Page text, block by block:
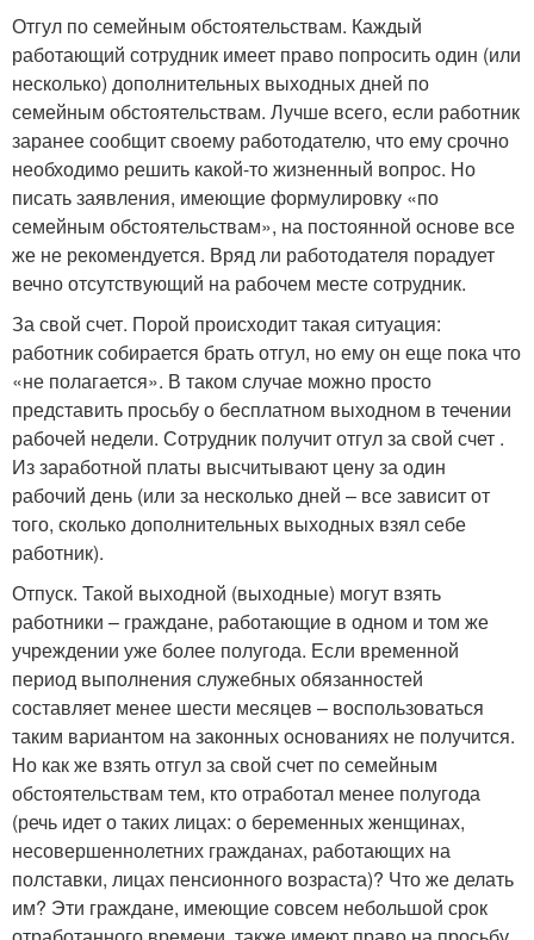
Отгул по семейным обстоятельствам. Каждый
работающий сотрудник имеет право попросить один (или
несколько) дополнительных выходных дней по
семейным обстоятельствам. Лучше всего, если работник
заранее сообщит своему работодателю, что ему срочно
необходимо решить какой-то жизненный вопрос. Но
писать заявления, имеющие формулировку «по
семейным обстоятельствам», на постоянной основе все
же не рекомендуется. Вряд ли работодателя порадует
вечно отсутствующий на рабочем месте сотрудник.
За свой счет. Порой происходит такая ситуация:
работник собирается брать отгул, но ему он еще пока что
«не полагается». В таком случае можно просто
представить просьбу о бесплатном выходном в течении
рабочей недели. Сотрудник получит отгул за свой счет .
Из заработной платы высчитывают цену за один
рабочий день (или за несколько дней – все зависит от
того, сколько дополнительных выходных взял себе
работник).
Отпуск. Такой выходной (выходные) могут взять
работники – граждане, работающие в одном и том же
учреждении уже более полугода. Если временной
период выполнения служебных обязанностей
составляет менее шести месяцев – воспользоваться
таким вариантом на законных основаниях не получится.
Но как же взять отгул за свой счет по семейным
обстоятельствам тем, кто отработал менее полугода
(речь идет о таких лицах: о беременных женщинах,
несовершеннолетних гражданах, работающих на
полставки, лицах пенсионного возраста)? Что же делать
им? Эти граждане, имеющие совсем небольшой срок